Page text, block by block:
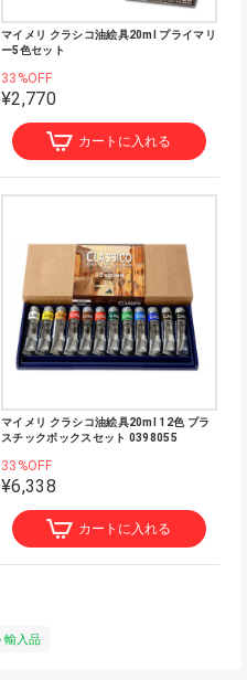
マイメリ クラシコ油絵具20ml プライマリ
ー5色セット
33%OFF
¥2,770
カートに入れる
マイメリ クラシコ油絵具20ml 12色 プラ
スチックボックスセット 0398055
33%OFF
¥6,338
カートに入れる
輸入品